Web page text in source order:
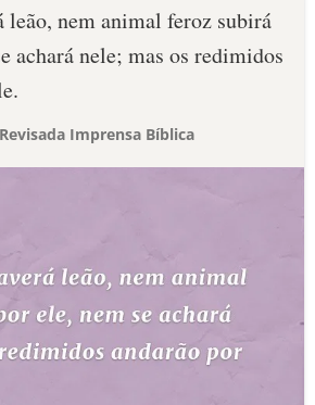
leão, nem animal feroz subirá
achará nele; mas os redimidos
Imprensa Bíblica